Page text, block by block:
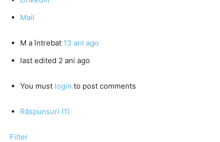
Mail
M a întrebat 13 ani ago
last edited 2 ani ago
You must login to post comments
Răspunsuri (1)
Filter